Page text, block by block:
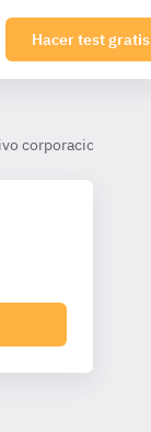
Hacer test gratis
corporaciones